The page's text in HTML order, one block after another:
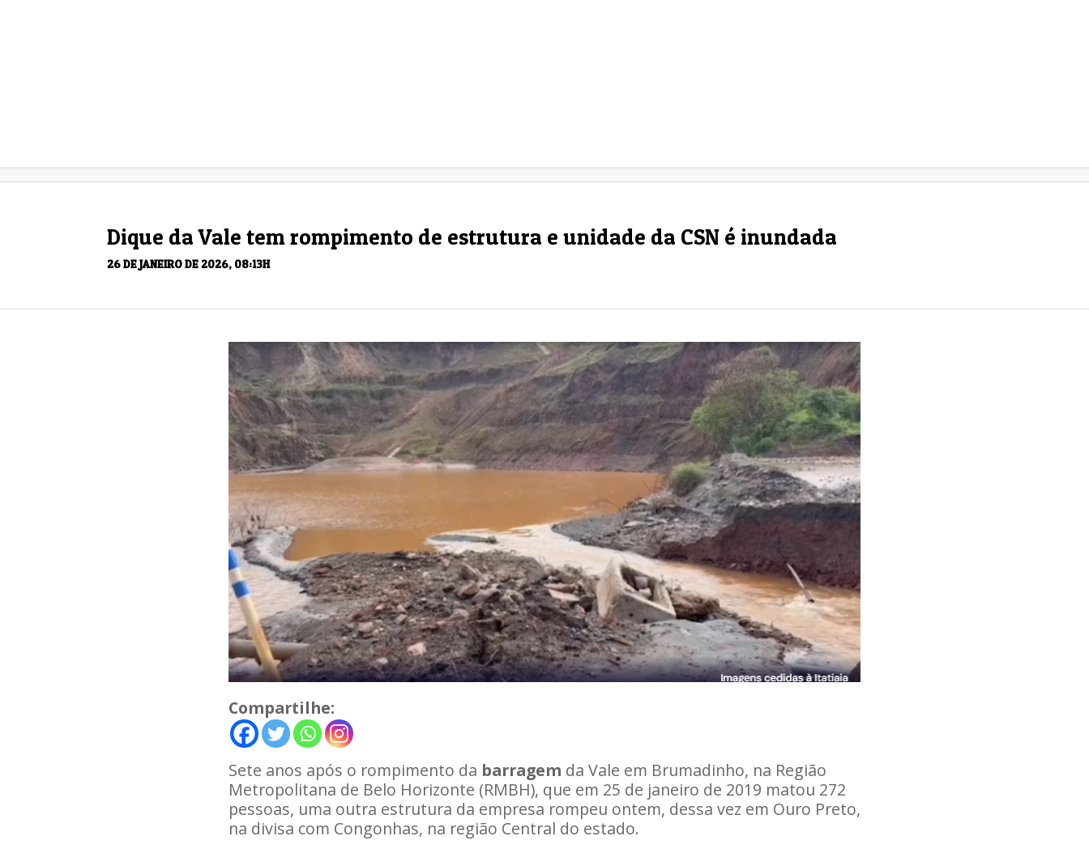
Dique da Vale tem rompimento de estrutura e unidade da CSN é inundada
26 DE JANEIRO DE 2026, 08:13H
Compartilhe:
Sete anos após o rompimento da barragem da Vale em Brumadinho, na Região
Metropolitana de Belo Horizonte (RMBH), que em 25 de janeiro de 2019 matou 272
pessoas, uma outra estrutura da empresa rompeu ontem, dessa vez em Ouro Preto,
na divisa com Congonhas, na região Central do estado.